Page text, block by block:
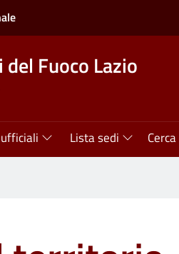
Fuoco Lazio
Lista sedi Cerca